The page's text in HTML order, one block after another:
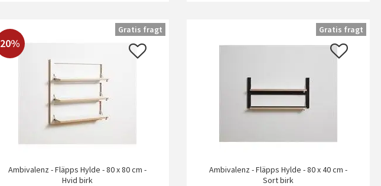
20%
Ambivalenz - Fläpps Hylde - 80 x 80 cm -
Hvid birk
Gratis fragt
Ambivalenz - Fläpps Hylde - 80 x 40 cm -
Sort birk
Gratis fragt